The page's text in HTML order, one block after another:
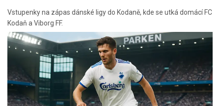
Vstupenky na zápas dánské ligy do Kodaně, kde se utká domácí FC
Kodaň a Viborg FF.